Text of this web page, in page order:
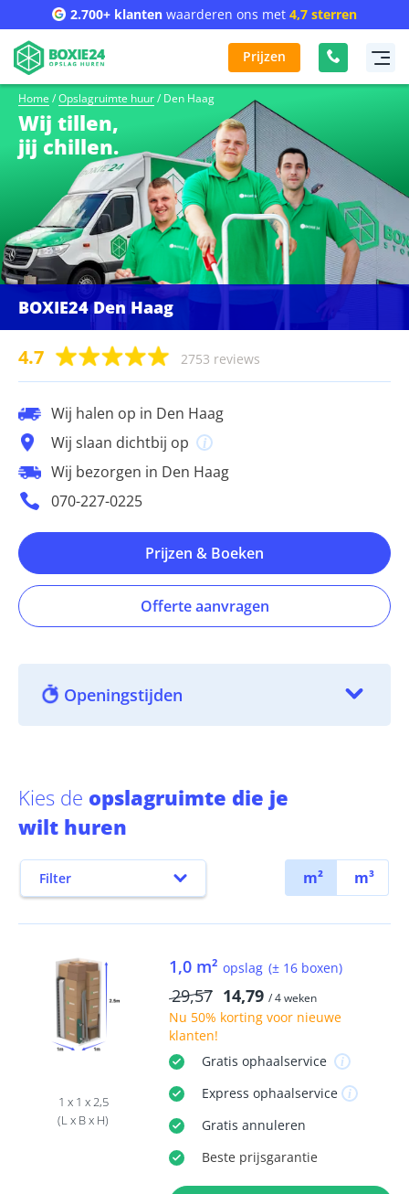
2.700+ klanten waarderen ons met 4,7 sterren
Prijzen
Home / Opslagruimte huur/ Den Haag
Wij tillen,
jij chillen.
BOXIE24 Den Haag
4.7 2753 reviews
Wij halen op in Den Haag
Wij slaan dichtbij op
Wij bezorgen in Den Haag
070-227-0225
Prijzen & Boeken
Offerte aanvragen
Openingstijden
Kies de opslagruimte die je
wilt huren
Filter m² m³
1 x 1 x 2,5
(L x B x H)
1,0 m² opslag (± 16 boxen)
29,57 14,79 / 4 weken
Nu 50% kortingvoor nieuwe
klanten!
Gratis ophaalservice
Express ophaalservice
Gratis annuleren
Beste prijsgarantie